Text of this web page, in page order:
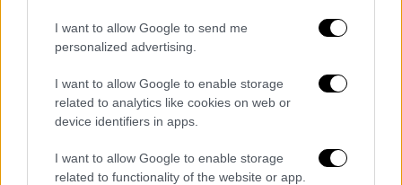
I want to allow Google to send me
personalized advertising.
I want to allow Google to enable storage
related to analytics like cookies on web or
device identifiers in apps.
I want to allow Google to enable storage
related to functionality of the website or app.